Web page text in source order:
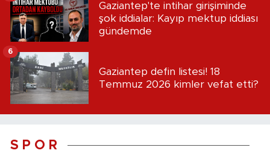
Gaziantep'te intihar girişiminde
şok iddialar: Kayıp mektup iddiası
gündemde
Gaziantep defin listesi! 18
Temmuz 2026 kimler vefat etti?
6
S P O R